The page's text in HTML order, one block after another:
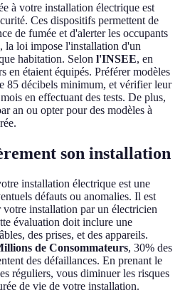
à votre installation électrique est
Ces dispositifs permettent de
de fumée et d'alerter les occupants
la loi impose l'installation d'un
habitation. Selon l'INSEE, en
en étaient équipés. Préférer modèles
85 décibels minimum, et vérifier leur
en effectuant des tests. De plus,
an ou opter pour des modèles à
son installation
installation électrique est une
défauts ou anomalies. Il est
installation par un électricien
évaluation doit inclure une
des prises, et des appareils.
de Consommateurs, 30% des
des défaillances. En prenant le
réguliers, vous diminuer les risques
de vie de votre installation.